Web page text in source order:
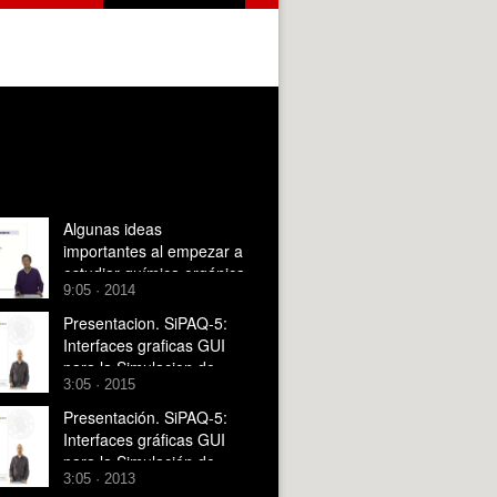
Algunas ideas
importantes al empezar a
estudiar química orgánica
9:05 · 2014
Presentacion. SiPAQ-5:
Interfaces graficas GUI
para la Simulacion de
Procesos con Matlab? y
Scilab?
3:05 · 2015
Presentación. SiPAQ-5:
Interfaces gráficas GUI
para la Simulación de
Procesos con Matlab¿ y
3:05 · 2013